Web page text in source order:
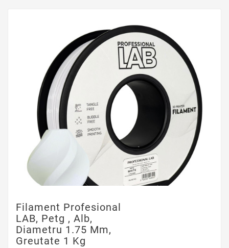
Filament Profesional
LAB, Petg , Alb,
Diametru 1.75 Mm,
Greutate 1 Kg